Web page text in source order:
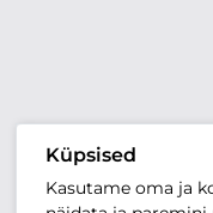
Küpsised
Kasutame oma ja